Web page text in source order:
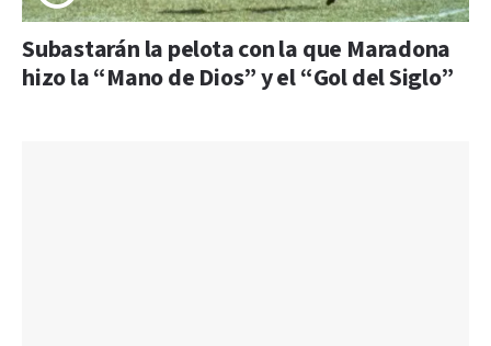
Subastarán la pelota con la que Maradona
hizo la “Mano de Dios” y el “Gol del Siglo”